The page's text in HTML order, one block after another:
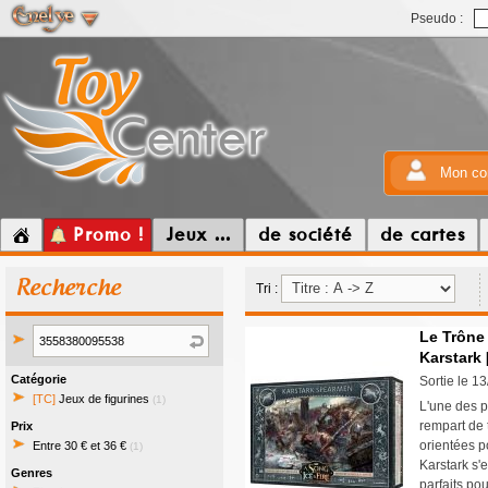
Pseudo :
Mon
Promo ! Jeux ... de société de cartes
Recherche
Catégorie
[TC] Jeux de figurines (1)
Prix
Entre 30 € et 36 € (1)
Genres
Tri :
Le
Karstark
Sortie le
L'une des
rempart de
orientées
Karstark
parfaits